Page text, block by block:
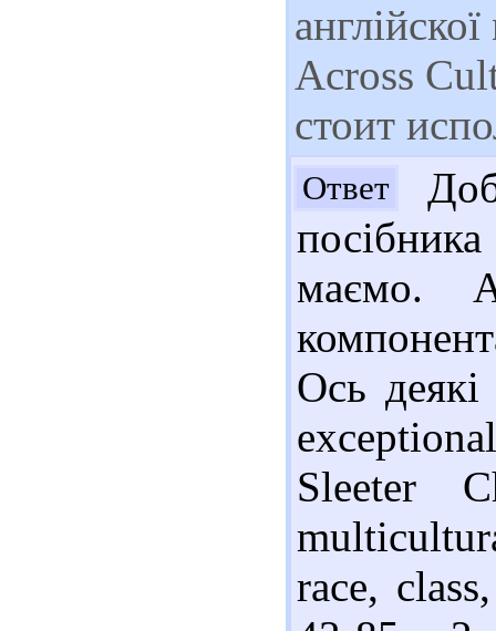
Across
стоит
Ответ
маємо.
Ось
Sleeter
race,